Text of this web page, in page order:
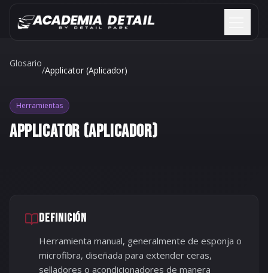
Glosario
/Applicator (Aplicador)
Herramientas
APPLICATOR (APLICADOR)
DEFINICIÓN
Herramienta manual, generalmente de esponja o
microfibra, diseñada para extender ceras,
selladores o acondicionadores de manera